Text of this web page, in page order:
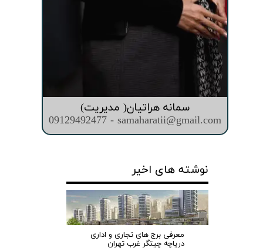
سمانه هراتیان( مدیریت)
09129492477 - samaharatii@gmail.com
نوشته های اخیر
معرفی برج های تجاری و اداری
دریاچه چیتگر غرب تهران